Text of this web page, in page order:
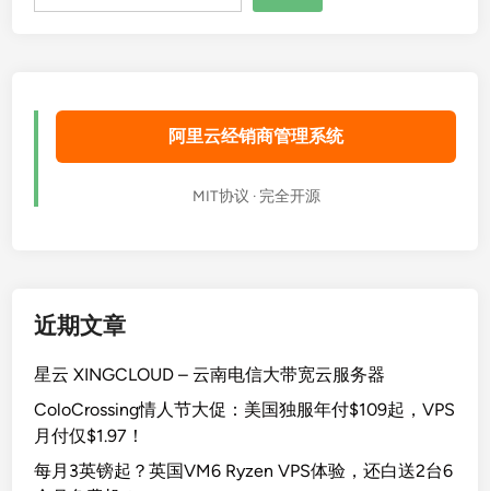
阿里云经销商管理系统
MIT协议 · 完全开源
近期文章
星云 XINGCLOUD – 云南电信大带宽云服务器
ColoCrossing情人节大促：美国独服年付$109起，VPS
月付仅$1.97！
每月3英镑起？英国VM6 Ryzen VPS体验，还白送2台6